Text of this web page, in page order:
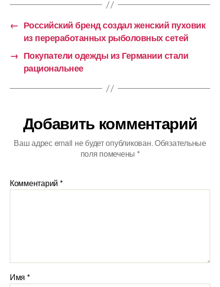
← Российский бренд создал женский пуховик
из переработанных рыболовных сетей
→ Покупатели одежды из Германии стали
рациональнее
Добавить комментарий
Ваш адрес email не будет опубликован.Обязательные
поля помечены *
Комментарий *
Имя *